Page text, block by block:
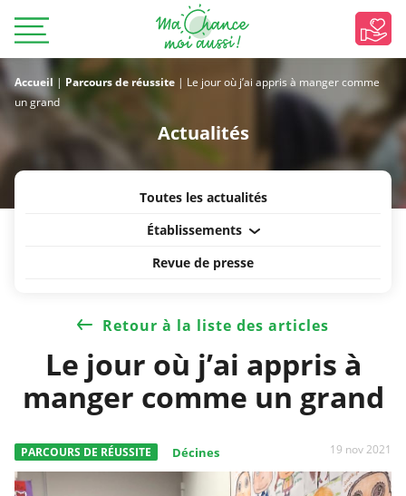
Accueil | Parcours de réussite | Le jour où j’ai appris à manger comme
un grand
Actualités
Toutes les actualités
Établissements
Revue de presse
Retour à la liste des articles
Le jour où j’ai appris à
manger comme un grand
PARCOURS DE RÉUSSITE Décines 19 nov 2021